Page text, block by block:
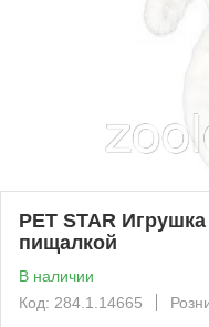
PET STAR
пищалкой
В наличии
Код: 284.1.14665